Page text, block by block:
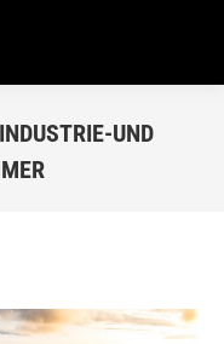
INDUSTRIE-UND